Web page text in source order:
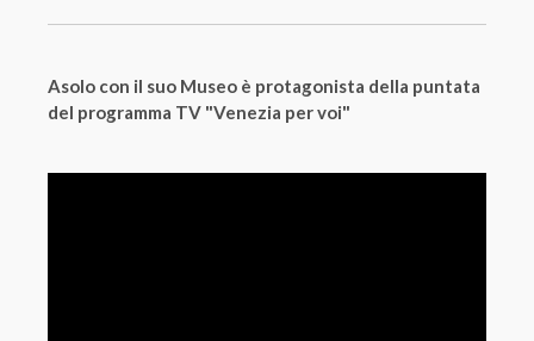
Asolo con il suo Museo è protagonista della puntata
del programma TV "Venezia per voi"